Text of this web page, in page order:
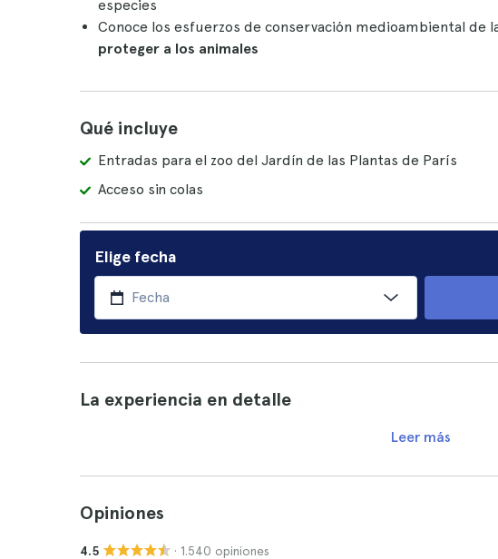
especies
Conoce los esfuerzos de conservación medioambiental de
proteger a los animales
Qué incluye
Entradas para el zoo del Jardín de las Plantas de París
Acceso sin colas
Elige fecha
La experiencia en detalle
Leer más
Opiniones
4.5 · 1.540 opiniones